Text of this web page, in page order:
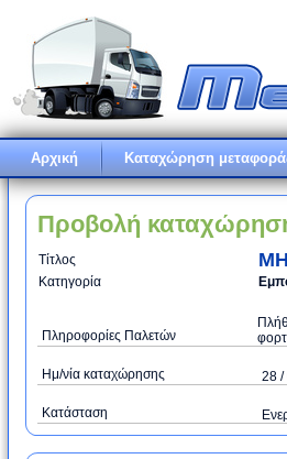
Αρχική Καταχώρηση
Προβολή
Τίτλος
Κατηγορία
Πληροφορίες Παλετών
Ημ/νία καταχώρησης 28 /
Κατάσταση